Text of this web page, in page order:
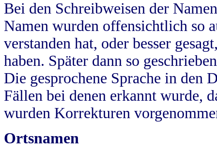
Bei den Schreibweisen der
Namen wurden offensichtlich so
verstanden hat, oder besser
haben. Später dann so
Die gesprochene Sprache in
Fällen bei denen erkannt wurde,
wurden Korrekturen
Ortsnamen